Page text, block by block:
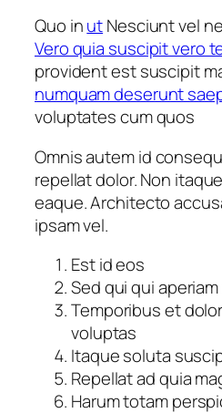
Quo inutNesciunt vel
Vero quia suscipit vero
provident est suscipit
numquam deserunt
voluptates cum quos
Omnis autem id
repellat dolor. Non
eaque. Architecto
ipsam vel.
Est id eos
Sed qui qui
Temporibus et
voluptas
Itaque soluta
Repellat ad quia
Harum totam